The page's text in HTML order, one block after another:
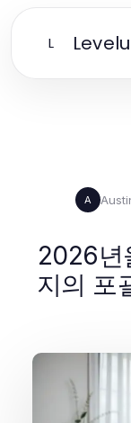
L
A
2026년
지의 포